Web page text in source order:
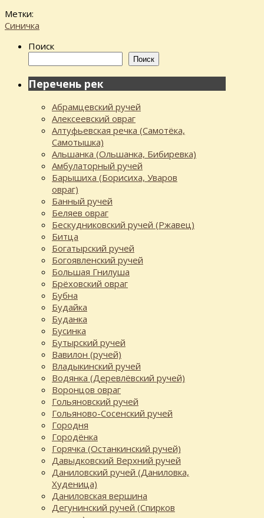
Метки:
Синичка
Поиск
Поиск
Перечень рек
Абрамцевский ручей
Алексеевский овраг
Алтуфьевская речка (Самотёка,
Самотышка)
Альшанка (Ольшанка, Бибиревка)
Амбулаторный ручей
Барышиха (Борисиха, Уваров
овраг)
Банный ручей
Беляев овраг
Бескудниковский ручей (Ржавец)
Битца
Богатырский ручей
Богоявленский ручей
Большая Гнилуша
Брёховский овраг
Бубна
Будайка
Буданка
Бусинка
Бутырский ручей
Вавилон (ручей)
Владыкинский ручей
Водянка (Деревлёвский ручей)
Воронцов овраг
Гольяновский ручей
Гольяново-Сосенский ручей
Городня
Городёнка
Горячка (Останкинский ручей)
Давыдковский Верхний ручей
Даниловский ручей (Даниловка,
Худеница)
Даниловская вершина
Дегунинский ручей (Спирков